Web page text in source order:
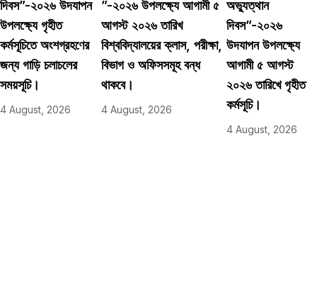
দিবস”-২০২৬ উদযাপন
উপলক্ষ্যে গৃহীত
কর্মসূচিতে অংশগ্রহণের
জন্য গাড়ি চলাচলের
সময়সূচি।
4 August, 2026
”-২০২৬ উপলক্ষ্যে আগামী ৫
আগস্ট ২০২৬ তারিখ
বিশ্ববিদ্যালয়ের ক্লাস, পরীক্ষা,
বিভাগ ও অফিসসমূহ বন্ধ
থাকবে।
4 August, 2026
অভ্যুত্থান
দিবস”-২০২৬
উদযাপন উপলক্ষ্যে
আগামী ৫ আগস্ট
২০২৬ তারিখে গৃহীত
কর্মসূচি।
4 August, 2026